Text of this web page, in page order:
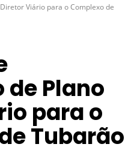
Viário para o Complexo de
de Plano
para o
Tubarão